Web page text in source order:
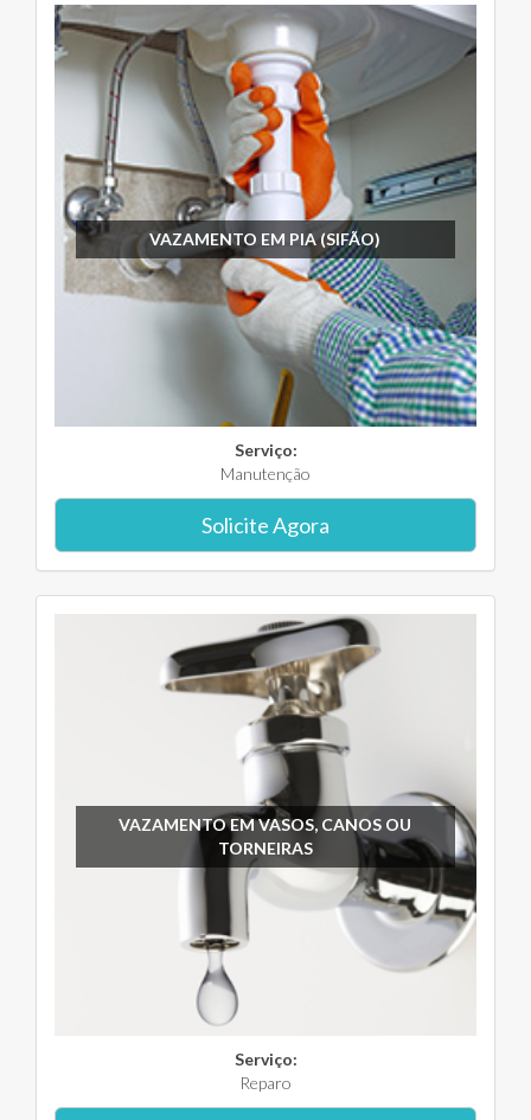
VAZAMENTO EM PIA (SIFÃO)
Serviço:
Manutenção
Solicite Agora
VAZAMENTO EM VASOS, CANOS OU
TORNEIRAS
Serviço:
Reparo